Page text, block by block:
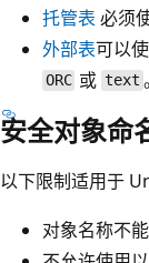
托管表 必须
外部表可以
ORC 或text 。
安全对象命
以下限制适用于
对象名称不